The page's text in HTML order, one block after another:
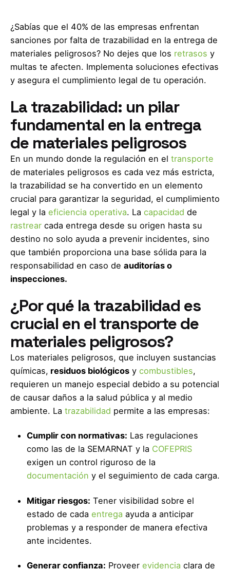
¿Sabías que el 40% de las empresas enfrentan
sanciones por falta de trazabilidad en la entrega de
materiales peligrosos? No dejes que los retrasos y
multas te afecten. Implementa soluciones efectivas
y asegura el cumplimiento legal de tu operación.
La trazabilidad: un pilar
fundamental en la entrega
de materiales peligrosos
En un mundo donde la regulación en el transporte
de materiales peligrosos es cada vez más estricta,
la trazabilidad se ha convertido en un elemento
crucial para garantizar la seguridad, el cumplimiento
legal y la eficiencia operativa. La capacidad de
rastrear cada entrega desde su origen hasta su
destino no solo ayuda a prevenir incidentes, sino
que también proporciona una base sólida para la
responsabilidad en caso de auditorías o
inspecciones.
¿Por qué la trazabilidad es
crucial en el transporte de
materiales peligrosos?
Los materiales peligrosos, que incluyen sustancias
químicas, residuos biológicos y combustibles,
requieren un manejo especial debido a su potencial
de causar daños a la salud pública y al medio
ambiente. La trazabilidad permite a las empresas:
Cumplir con normativas: Las regulaciones
como las de la SEMARNAT y la COFEPRIS
exigen un control riguroso de la
documentación y el seguimiento de cada carga.
Mitigar riesgos: Tener visibilidad sobre el
estado de cada entrega ayuda a anticipar
problemas y a responder de manera efectiva
ante incidentes.
Generar confianza: Proveer evidencia clara de